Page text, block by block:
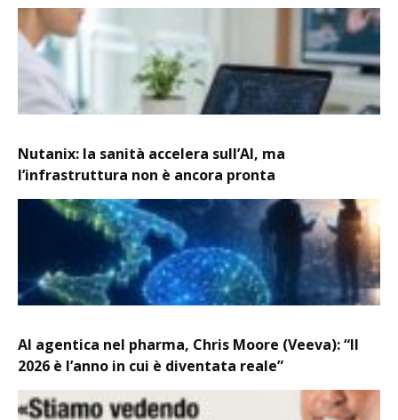
Nutanix: la sanità accelera sull’AI, ma
l’infrastruttura non è ancora pronta
AI agentica nel pharma, Chris Moore (Veeva): “Il
2026 è l’anno in cui è diventata reale”